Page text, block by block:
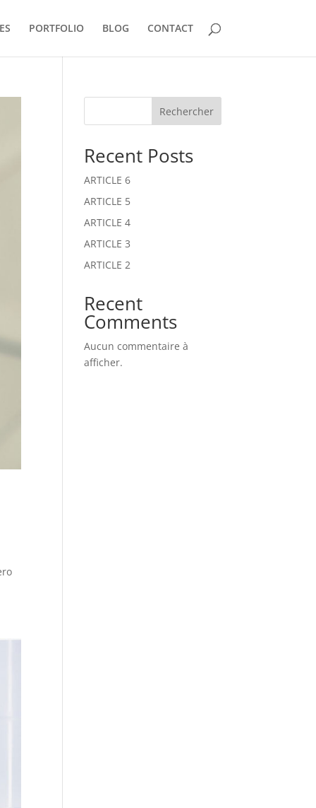
PORTFOLIO BLOG CONTACT
Rechercher
Recent Posts
ARTICLE 6
ARTICLE 5
ARTICLE 4
ARTICLE 3
ARTICLE 2
Recent
Comments
Aucun commentaire à
afficher.